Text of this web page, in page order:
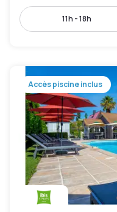
11h - 18h
Accès piscine inclus